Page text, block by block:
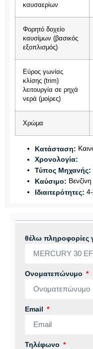
καυσαερίων
Φορητό δοχείο
καυσίμων (βασικός
εξοπλισμός)
Εύρος γωνίας
κλίσης (trim)
λειτουργία σε ρηχά
νερά (μοίρες)
Χρώμα
Κατάσταση:
Χρονολογία:
Τύπος Μηχανής:
Καύσιμο: Βενζίνη
Ιδιαιτερότητες:
θέλω πληροφορίες
Ονοματεπώνυμο
Email
Τηλέφωνο